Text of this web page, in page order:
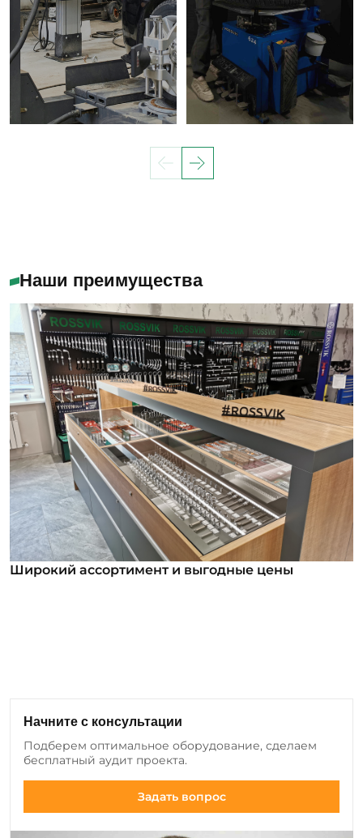
Наши преимущества
Широкий ассортимент и выгодные цены
добавляем новые позиции оборудования и
инструмента, а также совершенствуем
существующие модели.
Начните с консультации
Подберем оптимальное оборудование, сделаем
бесплатный аудит проекта.
Задать вопрос